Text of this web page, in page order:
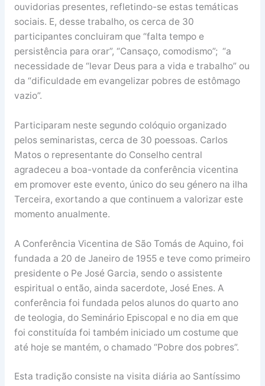
ouvidorias presentes, refletindo-se estas temáticas
sociais. E, desse trabalho, os cerca de 30
participantes concluiram que “falta tempo e
persistência para orar”, “Cansaço, comodismo”; “a
necessidade de “levar Deus para a vida e trabalho” ou
da “dificuldade em evangelizar pobres de estômago
vazio”.
Participaram neste segundo colóquio organizado
pelos seminaristas, cerca de 30 poessoas. Carlos
Matos o representante do Conselho central
agradeceu a boa-vontade da conferência vicentina
em promover este evento, único do seu género na ilha
Terceira, exortando a que continuem a valorizar este
momento anualmente.
A Conferência Vicentina de São Tomás de Aquino, foi
fundada a 20 de Janeiro de 1955 e teve como primeiro
presidente o Pe José Garcia, sendo o assistente
espiritual o então, ainda sacerdote, José Enes. A
conferência foi fundada pelos alunos do quarto ano
de teologia, do Seminário Episcopal e no dia em que
foi constituída foi também iniciado um costume que
até hoje se mantém, o chamado “Pobre dos pobres”.
Esta tradição consiste na visita diária ao Santíssimo